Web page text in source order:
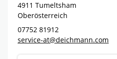
4911 Tumeltsham
Oberösterreich
07752 81912
service-at@deichmann.com